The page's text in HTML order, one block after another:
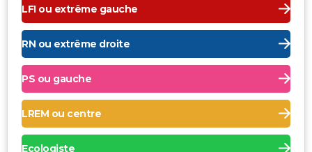
LFI ou extrême gauche
RN ou extrême droite
PS ou gauche
LREM ou centre
Ecologiste